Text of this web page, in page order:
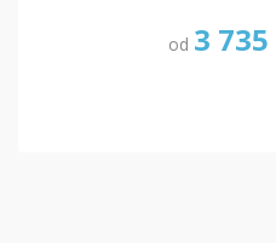
od 3 735